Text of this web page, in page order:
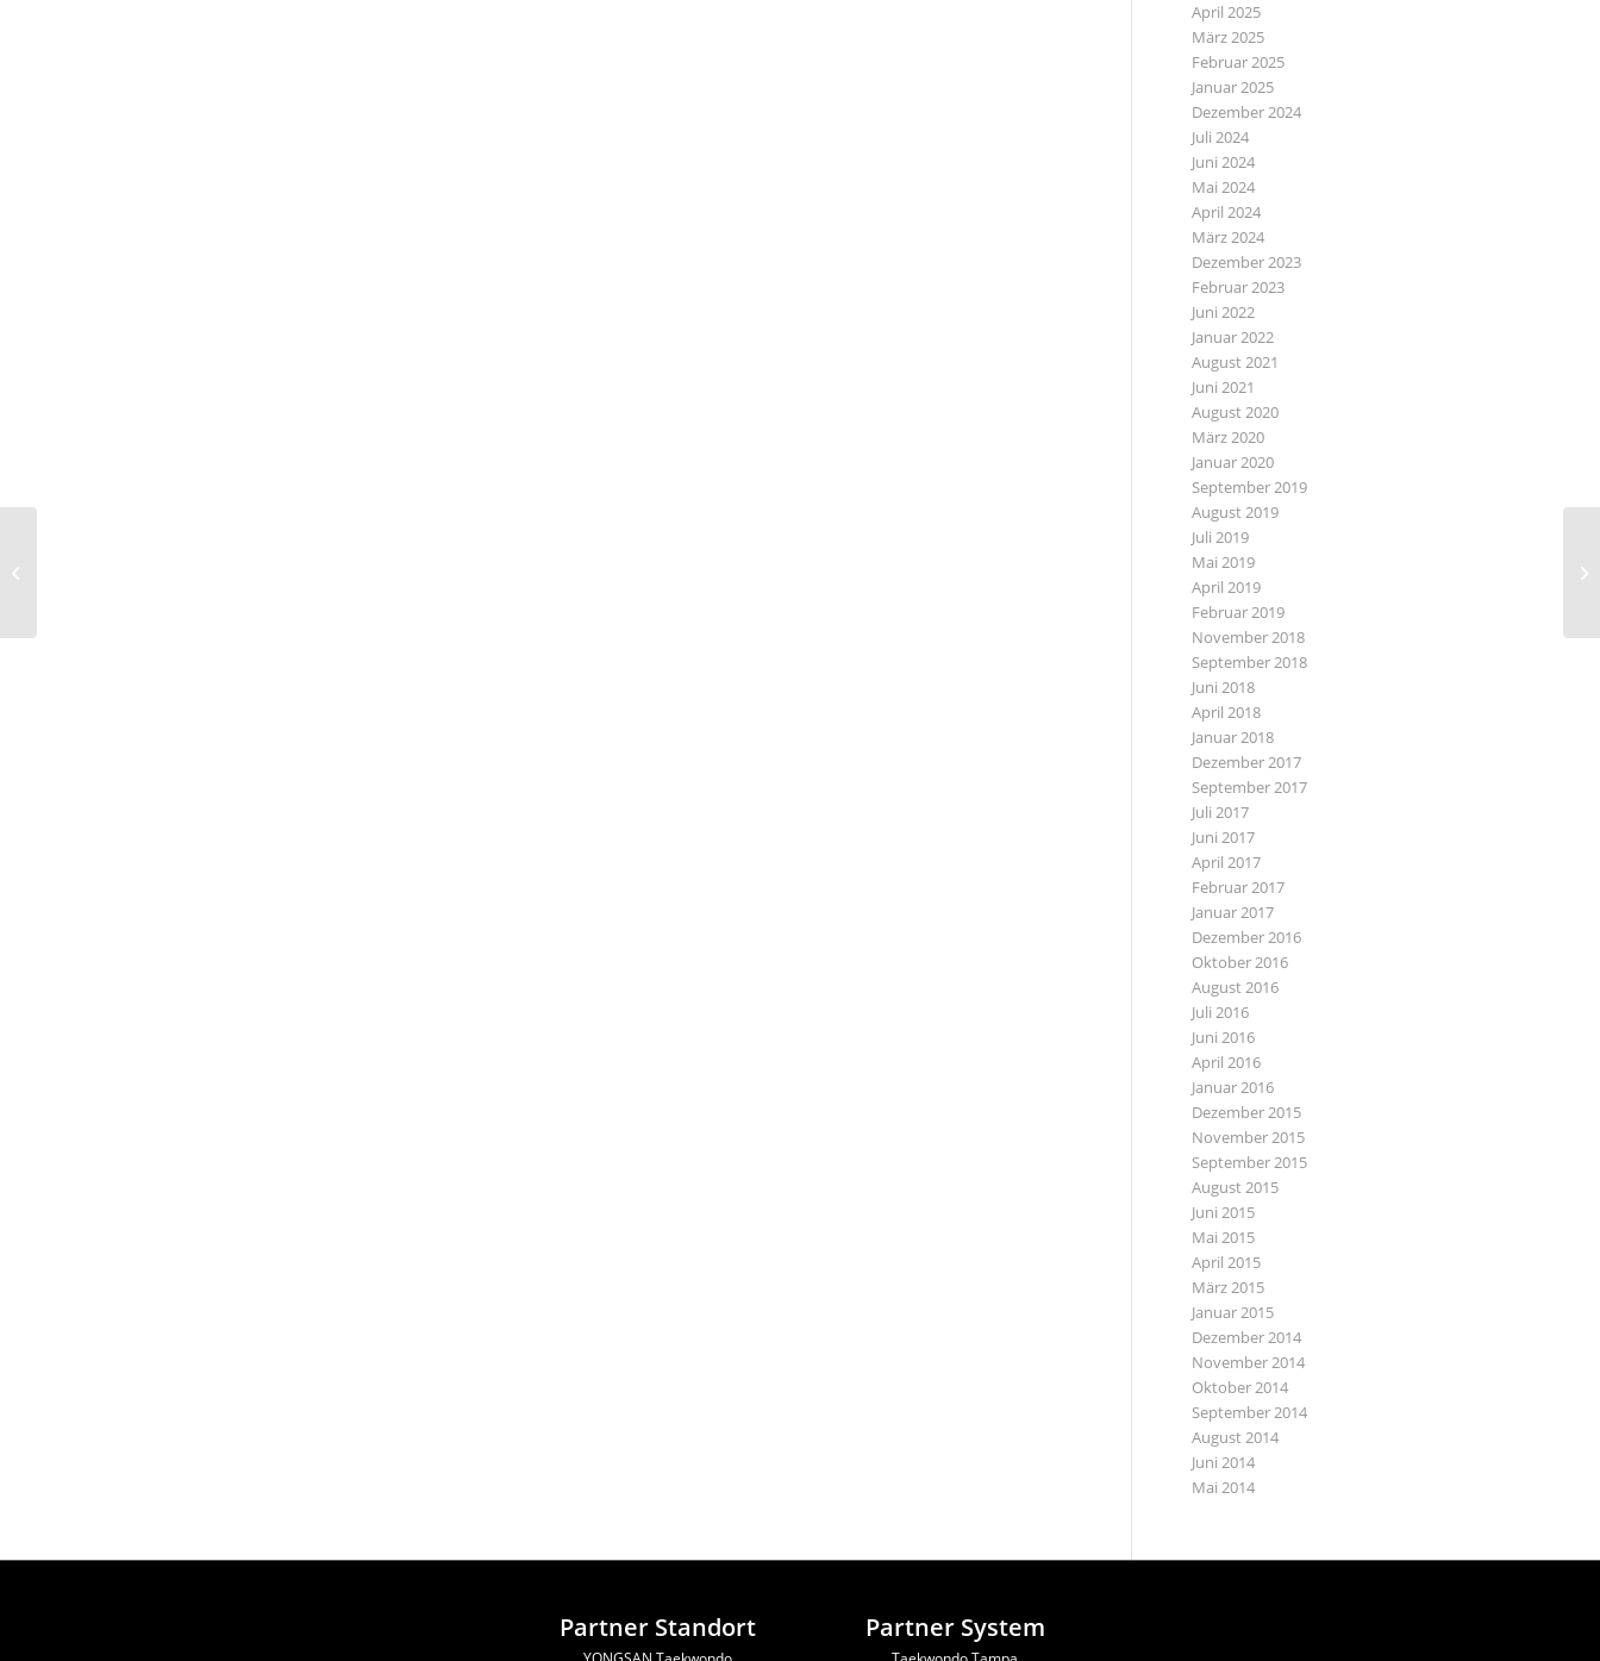
April 2025
März 2025
Februar 2025
Januar 2025
Dezember 2024
Juli 2024
Juni 2024
Mai 2024
April 2024
März 2024
Dezember 2023
Februar 2023
Juni 2022
Januar 2022
August 2021
Juni 2021
August 2020
März 2020
Januar 2020
September 2019
August 2019
Juli 2019
Mai 2019
April 2019
Februar 2019
November 2018
September 2018
Juni 2018
April 2018
Januar 2018
Dezember 2017
September 2017
Juli 2017
Juni 2017
April 2017
Februar 2017
Januar 2017
Dezember 2016
Oktober 2016
August 2016
Juli 2016
Juni 2016
April 2016
Januar 2016
Dezember 2015
November 2015
September 2015
August 2015
Juni 2015
Mai 2015
April 2015
März 2015
Januar 2015
Dezember 2014
November 2014
Oktober 2014
September 2014
August 2014
Juni 2014
Mai 2014
Partner Standort Partner System